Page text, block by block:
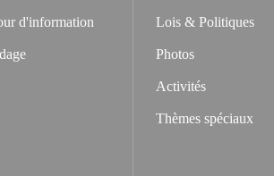
d'information Lois & Politiques
Photos
Activités
Thèmes spéciaux